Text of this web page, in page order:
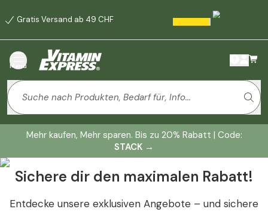
Gratis Versand ab 49 CHF
Menü
Mehr kaufen, Mehr sparen. Bis zu 20% Rabatt | Code:
STACK →
Mehr kaufen, mehr sparen
Sichere dir den maximalen Rabatt!
Entdecke unsere exklusiven Angebote – und sichere